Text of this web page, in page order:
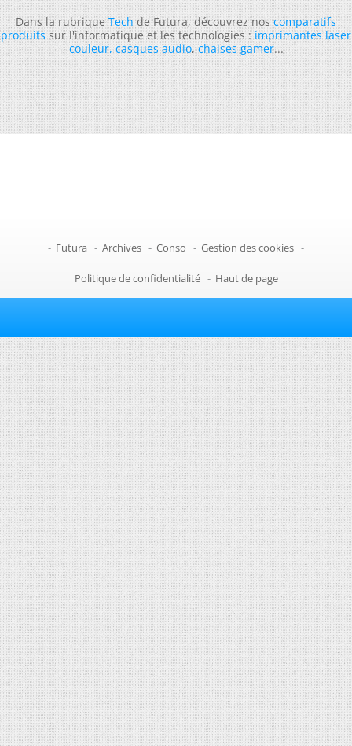
Dans la rubriqueTechde Futura, découvrez noscomparatifs
produitssur l'informatique et les technologies :imprimantes laser
couleur,casques audio,chaises gamer...
- Futura - Archives - Conso - Gestion des cookies -
Politique de confidentialité - Haut de page